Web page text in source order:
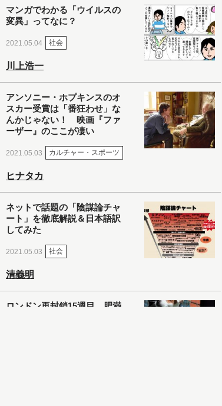
マンガでわかる「ウイルスの
変異」ってなに？
2021.05.04 社会
川上浩一
アンソニー・ホプキンスのオ
スカー受賞は「番狂わせ」な
んかじゃない！ 映画『ファ
ーザー』のここが凄い
2021.05.03 カルチャー・スポーツ
ヒナタカ
ネットで話題の「陰謀論チャ
ート」を徹底解説＆日本語訳
してみた
2021.05.03 社会
清義明
ロンドン再封鎖15週目。肥満